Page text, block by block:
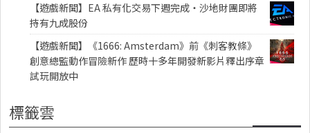
【遊戲新聞】EA 私有化交易下週完成・沙地財團即將
持有九成股份
【遊戲新聞】《1666: Amsterdam》前《刺客教條》
創意總監動作冒險新作 歷時十多年開發新影片釋出序章
試玩開放中
標籤雲